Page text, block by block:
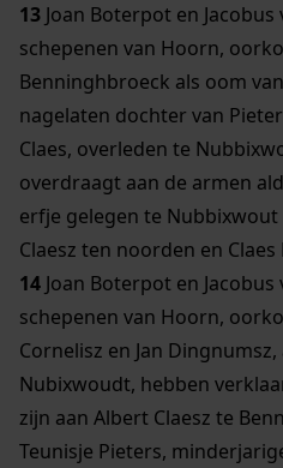
13 Joan Boterpot en
schepenen van Hoorn,
Benninghbroeck als oom
nagelaten dochter van
Claes, overleden te
overdraagt aan de armen
erfje gelegen te
Claesz ten noorden en
14 Joan Boterpot en
schepenen van Hoorn,
Cornelisz en Jan
Nubixwoudt, hebben
zijn aan Albert Claesz te
Teunisje Pieters,